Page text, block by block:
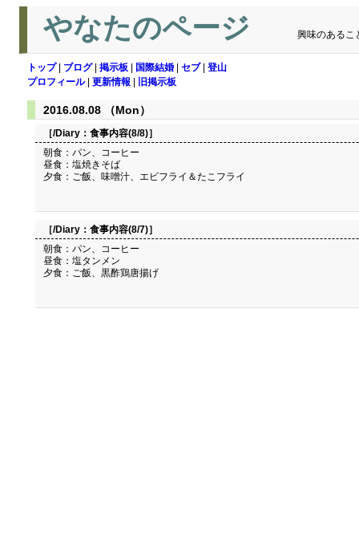
やなたのページ 興味のあるこ
トップ| ブログ| 掲示板 国際結婚 セブ| 登山
プロフィール| 更新情報 旧掲示板
2016.08.08 （Mon）
［/Diary： 食事内容(8/8)］
朝食：パン、コーヒー
昼食：塩焼きそば
夕食：ご飯、味噌汁、エビフライ＆たこフライ
［/Diary： 食事内容(8/7)］
朝食：パン、コーヒー
昼食：塩タンメン
夕食：ご飯、黒酢鶏唐揚げ